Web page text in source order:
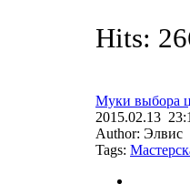
Hits:
Муки выбора
2015.02.13
Author: Элвис
Tags: